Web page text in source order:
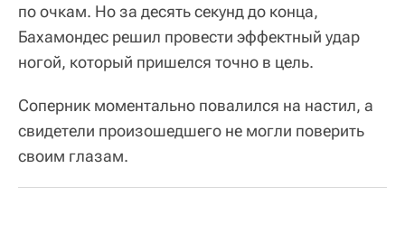
по очкам. Но за десять секунд до конца,
Бахамондес решил провести эффектный удар
ногой, который пришелся точно в цель.
Соперник моментально повалился на настил, а
свидетели произошедшего не могли поверить
своим глазам.